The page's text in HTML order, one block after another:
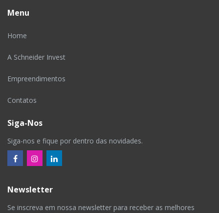
Menu
Home
A Schneider Invest
Empreendimentos
Contatos
Siga-Nos
Siga-nos e fique por dentro das novidades.
Newsletter
Se inscreva em nossa newsletter para receber as melhores